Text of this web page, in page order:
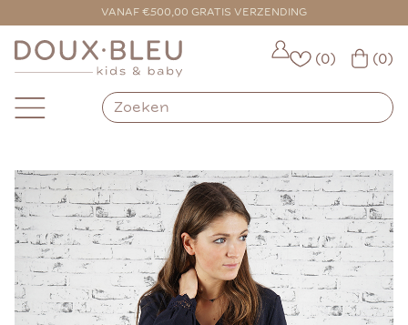
VOOR 16:00 BESTELD = VANDAAG VERZONDEN
(0) (0)